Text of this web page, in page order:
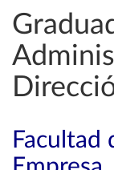
Facultad